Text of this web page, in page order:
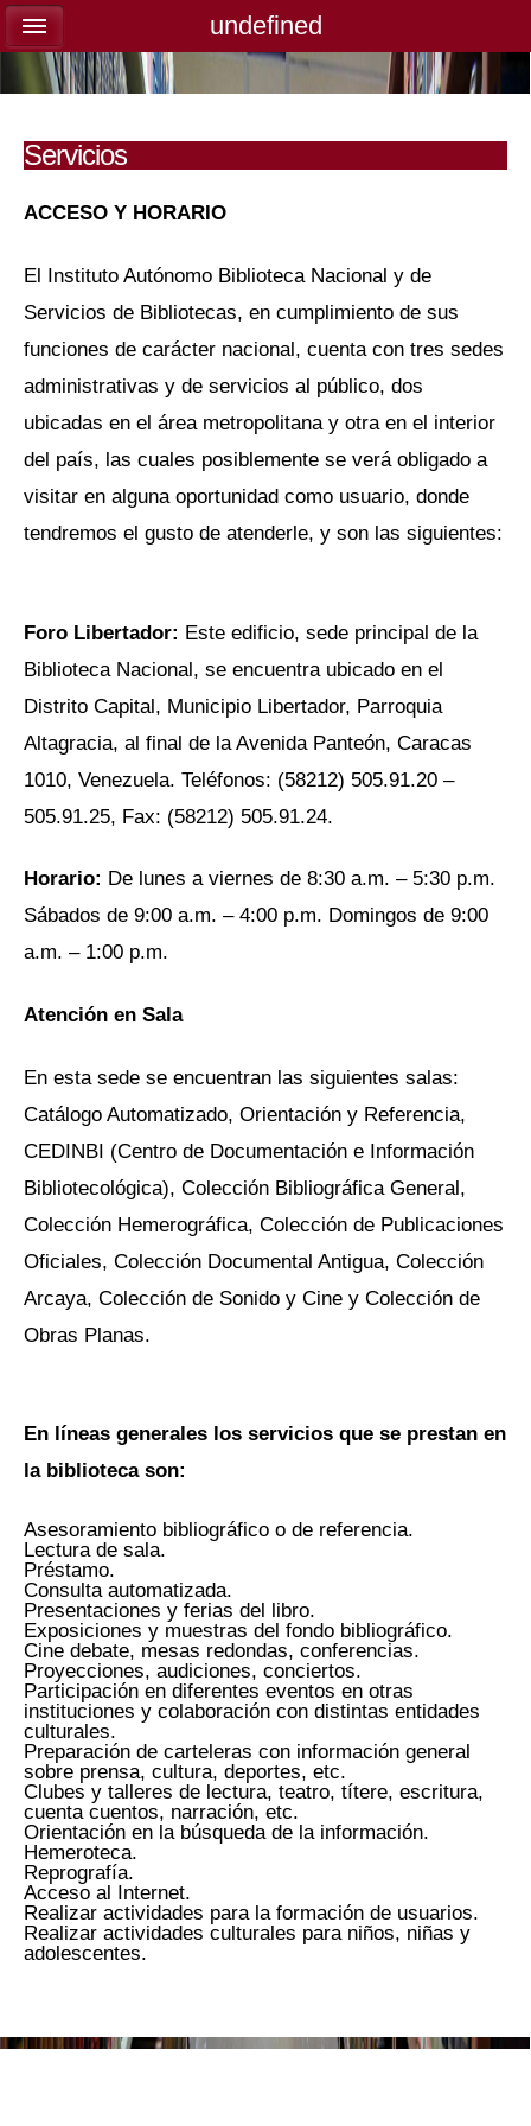
Servicios
ACCESO Y HORARIO
El Instituto Autónomo Biblioteca Nacional y de
Servicios de Bibliotecas, en cumplimiento de sus
funciones de carácter nacional, cuenta con tres sedes
administrativas y de servicios al público, dos
ubicadas en el área metropolitana y otra en el interior
del país, las cuales posiblemente se verá obligado a
visitar en alguna oportunidad como usuario, donde
tendremos el gusto de atenderle, y son las siguientes:
Foro Libertador: Este edificio, sede principal de la
Biblioteca Nacional, se encuentra ubicado en el
Distrito Capital, Municipio Libertador, Parroquia
Altagracia, al final de la Avenida Panteón, Caracas
1010, Venezuela. Teléfonos: (58212) 505.91.20 –
505.91.25, Fax: (58212) 505.91.24.
Horario: De lunes a viernes de 8:30 a.m. – 5:30 p.m.
Sábados de 9:00 a.m. – 4:00 p.m. Domingos de 9:00
a.m. – 1:00 p.m.
Atención en Sala
En esta sede se encuentran las siguientes salas:
Catálogo Automatizado, Orientación y Referencia,
CEDINBI (Centro de Documentación e Información
Bibliotecológica), Colección Bibliográfica General,
Colección Hemerográfica, Colección de Publicaciones
Oficiales, Colección Documental Antigua, Colección
Arcaya, Colección de Sonido y Cine y Colección de
Obras Planas.
En líneas generales los servicios que se prestan en
la biblioteca son:
Asesoramiento bibliográfico o de referencia.
Lectura de sala.
Préstamo.
Consulta automatizada.
Presentaciones y ferias del libro.
Exposiciones y muestras del fondo bibliográfico.
Cine debate, mesas redondas, conferencias.
Proyecciones, audiciones, conciertos.
Participación en diferentes eventos en otras
instituciones y colaboración con distintas entidades
culturales.
Preparación de carteleras con información general
sobre prensa, cultura, deportes, etc.
Clubes y talleres de lectura, teatro, títere, escritura,
cuenta cuentos, narración, etc.
Orientación en la búsqueda de la información.
Hemeroteca.
Reprografía.
Acceso al Internet.
Realizar actividades para la formación de usuarios.
Realizar actividades culturales para niños, niñas y
adolescentes.
undefined
undefined